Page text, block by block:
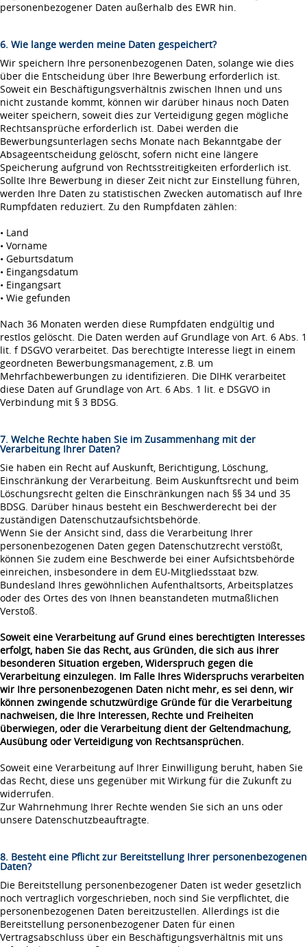
personenbezogener Daten außerhalb des EWR hin.
6. Wie lange werden meine Daten gespeichert?
Wir speichern Ihre personenbezogenen Daten, solange wie dies
über die Entscheidung über Ihre Bewerbung erforderlich ist.
Soweit ein Beschäftigungsverhältnis zwischen Ihnen und uns
nicht zustande kommt, können wir darüber hinaus noch Daten
weiter speichern, soweit dies zur Verteidigung gegen mögliche
Rechtsansprüche erforderlich ist. Dabei werden die
Bewerbungsunterlagen sechs Monate nach Bekanntgabe der
Absageentscheidung gelöscht, sofern nicht eine längere
Speicherung aufgrund von Rechtsstreitigkeiten erforderlich ist.
Sollte Ihre Bewerbung in dieser Zeit nicht zur Einstellung führen,
werden Ihre Daten zu statistischen Zwecken automatisch auf Ihre
Rumpfdaten reduziert. Zu den Rumpfdaten zählen:
• Land
• Vorname
• Geburtsdatum
• Eingangsdatum
• Eingangsart
• Wie gefunden
Nach 36 Monaten werden diese Rumpfdaten endgültig und
restlos gelöscht. Die Daten werden auf Grundlage von Art. 6 Abs. 1
lit. f DSGVO verarbeitet. Das berechtigte Interesse liegt in einem
geordneten Bewerbungsmanagement, z.B. um
Mehrfachbewerbungen zu identifizieren. Die DIHK verarbeitet
diese Daten auf Grundlage von Art. 6 Abs. 1 lit. e DSGVO in
Verbindung mit § 3 BDSG.
7. Welche Rechte haben Sie im Zusammenhang mit der
Verarbeitung Ihrer Daten?
Sie haben ein Recht auf Auskunft, Berichtigung, Löschung,
Einschränkung der Verarbeitung. Beim Auskunftsrecht und beim
Löschungsrecht gelten die Einschränkungen nach §§ 34 und 35
BDSG. Darüber hinaus besteht ein Beschwerderecht bei der
zuständigen Datenschutzaufsichtsbehörde.
Wenn Sie der Ansicht sind, dass die Verarbeitung Ihrer
personenbezogenen Daten gegen Datenschutzrecht verstößt,
können Sie zudem eine Beschwerde bei einer Aufsichtsbehörde
einreichen, insbesondere in dem EU-Mitgliedsstaat bzw.
Bundesland Ihres gewöhnlichen Aufenthaltsorts, Arbeitsplatzes
oder des Ortes des von Ihnen beanstandeten mutmaßlichen
Verstoß.
Soweit eine Verarbeitung auf Grund eines berechtigten Interesses
erfolgt, haben Sie das Recht, aus Gründen, die sich aus ihrer
besonderen Situation ergeben, Widerspruch gegen die
Verarbeitung einzulegen. Im Falle Ihres Widerspruchs verarbeiten
wir Ihre personenbezogenen Daten nicht mehr, es sei denn, wir
können zwingende schutzwürdige Gründe für die Verarbeitung
nachweisen, die Ihre Interessen, Rechte und Freiheiten
überwiegen, oder die Verarbeitung dient der Geltendmachung,
Ausübung oder Verteidigung von Rechtsansprüchen.
Soweit eine Verarbeitung auf Ihrer Einwilligung beruht, haben Sie
das Recht, diese uns gegenüber mit Wirkung für die Zukunft zu
widerrufen.
Zur Wahrnehmung Ihrer Rechte wenden Sie sich an uns oder
unsere Datenschutzbeauftragte.
8. Besteht eine Pflicht zur Bereitstellung Ihrer personenbezogenen
Daten?
Die Bereitstellung personenbezogener Daten ist weder gesetzlich
noch vertraglich vorgeschrieben, noch sind Sie verpflichtet, die
personenbezogenen Daten bereitzustellen. Allerdings ist die
Bereitstellung personenbezogener Daten für einen
Vertragsabschluss über ein Beschäftigungsverhältnis mit uns